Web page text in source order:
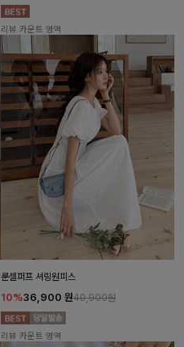
리뷰 카운트 영역
룬셀퍼프 셔링원피스
10%36,900 원40,900원
리뷰 카운트 영역